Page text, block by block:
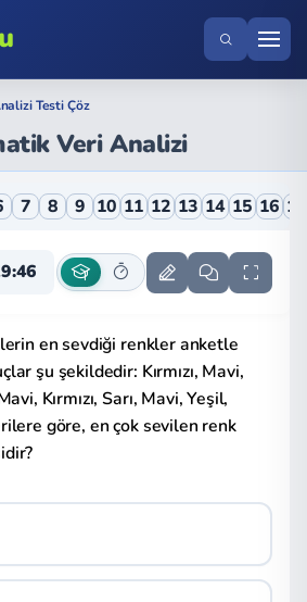
Testi Çöz
Veri Analizi
Veri Analizi Online Testi
7 8 9 10 11 12 13 14 15 16 17
en sevdiği renkler anketle
şu şekildedir: Kırmızı, Mavi,
Kırmızı, Sarı, Mavi, Yeşil,
göre, en çok sevilen renk